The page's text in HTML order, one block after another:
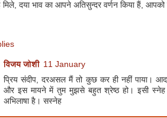
मिले, दया भाव का आपने अतिसुन्दर वर्णन किया हैं,
विजय जोशी 11 January
प्रिय संदीप, दरअसल मैं तो कुछ कर ही नहीं पाया।
और इस मायने में तुम मुझसे बहुत श्रेष्ठ हो। इसी स्नेह
अभिलाषा है। सस्नेह